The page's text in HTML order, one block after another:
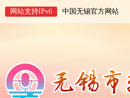
网站支持IPv6 中国无锡官方网站